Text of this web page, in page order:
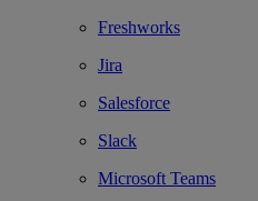
Freshworks
Jira
Salesforce
Slack
Microsoft Teams